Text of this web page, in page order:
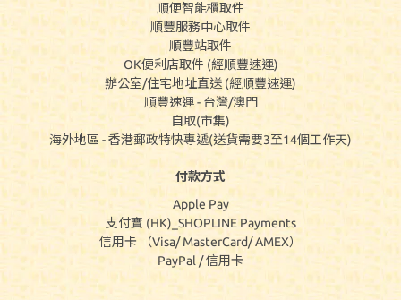
順便智能櫃取件
順豐服務中心取件
順豐站取件
OK便利店取件 (經順豐速運)
辦公室/住宅地址直送 (經順豐速運)
順豐速運 - 台灣/澳門
自取(市集)
海外地區 - 香港郵政特快專遞(送貨需要3至14個工作天)
付款方式
Apple Pay
支付寶 (HK)_SHOPLINE Payments
信用卡 （Visa/ MasterCard/ AMEX）
PayPal / 信用卡